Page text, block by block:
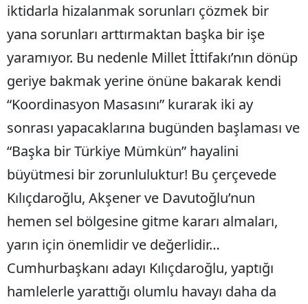
iktidarla hizalanmak sorunları çözmek bir
yana sorunları arttırmaktan başka bir işe
yaramıyor. Bu nedenle Millet İttifakı’nın dönüp
geriye bakmak yerine önüne bakarak kendi
“Koordinasyon Masasını” kurarak iki ay
sonrası yapacaklarına bugünden başlaması ve
“Başka bir Türkiye Mümkün” hayalini
büyütmesi bir zorunluluktur! Bu çerçevede
Kılıçdaroğlu, Akşener ve Davutoğlu’nun
hemen sel bölgesine gitme kararı almaları,
yarın için önemlidir ve değerlidir…
Cumhurbaşkanı adayı Kılıçdaroğlu, yaptığı
hamlelerle yarattığı olumlu havayı daha da